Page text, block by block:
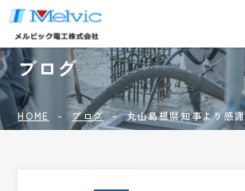
BLOG
ブログ
HOME ブログ 丸山島根県知事より感